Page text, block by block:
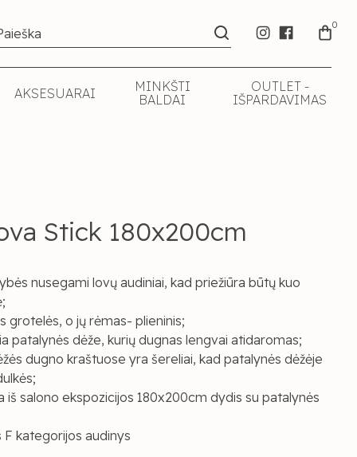
0
AKSESUARAI
MINKŠTI
BALDAI
OUTLET -
IŠPARDAVIMAS
Stick 180x200cm
nusegami lovų audiniai, kad priežiūra būtų kuo
grotelės, o jų rėmas- plieninis;
patalynės dėže, kurių dugnas lengvai atidaromas;
dugno kraštuose yra šereliai, kad patalynės dėžėje
iš salono ekspozicijos 180x200cm dydis su patalynės
F kategorijos audinys